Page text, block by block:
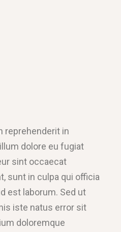
reprehenderit in
dolore eu fugiat
sint occaecat
sunt in culpa qui officia
est laborum. Sed ut
iste natus error sit
doloremque